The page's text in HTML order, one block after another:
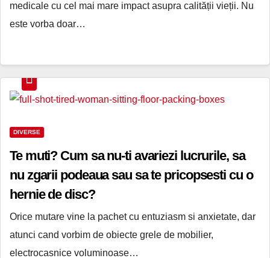
medicale cu cel mai mare impact asupra calității vieții. Nu
este vorba doar…
DIVERSE
Te muti? Cum sa nu-ti avariezi lucrurile, sa
nu zgarii podeaua sau sa te pricopsesti cu o
hernie de disc?
Orice mutare vine la pachet cu entuziasm si anxietate, dar
atunci cand vorbim de obiecte grele de mobilier,
electrocasnice voluminoase…